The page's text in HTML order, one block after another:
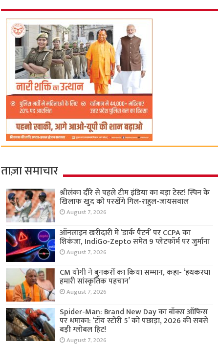
ताज़ा समाचार
श्रीलंका दौरे से पहले टीम इंडिया का बड़ा टेस्ट! स्पिन के
खिलाफ खुद को परखेंगे गिल-राहुल-जायसवाल
August 7, 2026
ऑनलाइन खरीदारी में ‘डार्क पैटर्न’ पर CCPA का
शिकंजा, IndiGo-Zepto समेत 9 प्लेटफॉर्म पर जुर्माना
August 7, 2026
CM योगी ने बुनकरों का किया सम्मान, कहा- ‘हथकरघा
हमारी सांस्कृतिक पहचान’
August 7, 2026
Spider-Man: Brand New Day का बॉक्स ऑफिस
पर धमाका: ‘टॉय स्टोरी 5’ को पछाड़ा, 2026 की सबसे
बड़ी ग्लोबल हिट!
August 7, 2026